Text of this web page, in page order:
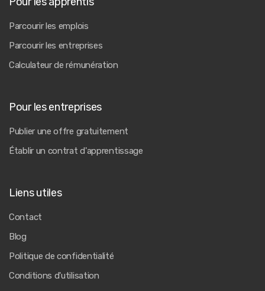
Parcourir les emplois
Parcourir les entreprises
Calculateur de rémunération
Pour les entreprises
Publier une offre gratuitement
Établir un contrat d'apprentissage
Liens utiles
Contact
Blog
Politique de confidentialité
Conditions d'utilisation